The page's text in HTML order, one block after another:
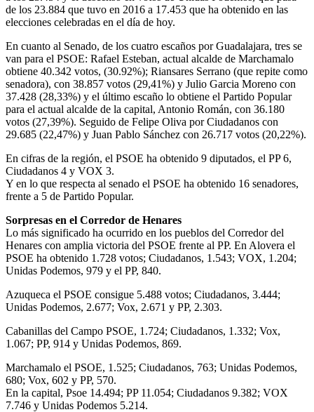
de los 23.884 que tuvo en 2016 a 17.453 que ha obtenido en las
elecciones celebradas en el día de hoy.
En cuanto al Senado, de los cuatro escaños por Guadalajara, tres se
van para el PSOE: Rafael Esteban, actual alcalde de Marchamalo
obtiene 40.342 votos, (30.92%); Riansares Serrano (que repite como
senadora), con 38.857 votos (29,41%) y Julio Garcia Moreno con
37.428 (28,33%) y el último escaño lo obtiene el Partido Popular
para el actual alcalde de la capital, Antonio Román, con 36.180
votos (27,39%). Seguido de Felipe Oliva por Ciudadanos con
29.685 (22,47%) y Juan Pablo Sánchez con 26.717 votos (20,22%).
En cifras de la región, el PSOE ha obtenido 9 diputados, el PP 6,
Ciudadanos 4 y VOX 3.
Y en lo que respecta al senado el PSOE ha obtenido 16 senadores,
frente a 5 de Partido Popular.
Sorpresas en el Corredor de Henares
Lo más significado ha ocurrido en los pueblos del Corredor del
Henares con amplia victoria del PSOE frente al PP. En Alovera el
PSOE ha obtenido 1.728 votos; Ciudadanos, 1.543; VOX, 1.204;
Unidas Podemos, 979 y el PP, 840.
Azuqueca el PSOE consigue 5.488 votos; Ciudadanos, 3.444;
Unidas Podemos, 2.677; Vox, 2.671 y PP, 2.303.
Cabanillas del Campo PSOE, 1.724; Ciudadanos, 1.332; Vox,
1.067; PP, 914 y Unidas Podemos, 869.
Marchamalo el PSOE, 1.525; Ciudadanos, 763; Unidas Podemos,
680; Vox, 602 y PP, 570.
En la capital, Psoe 14.494; PP 11.054; Ciudadanos 9.382; VOX
7.746 y Unidas Podemos 5.214.